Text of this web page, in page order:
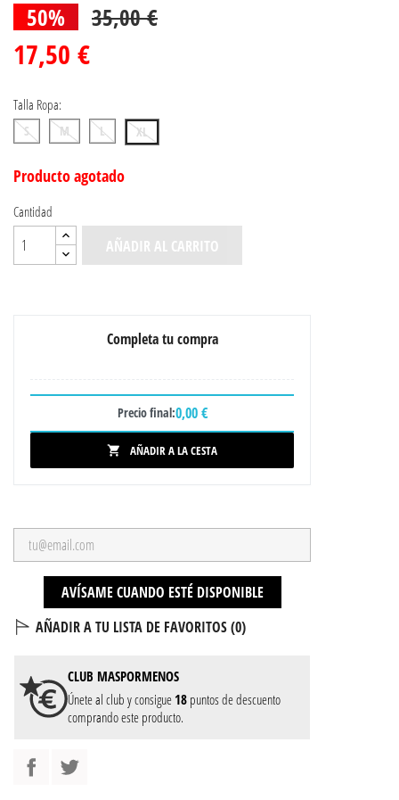
50% 35,00 €
17,50 €
Talla Ropa:
S M L XL
Producto agotado
Cantidad
AÑADIR AL CARRITO
Completa tu compra
Precio final:0,00 €
 AÑADIR A LA CESTA
AVÍSAME CUANDO ESTÉ DISPONIBLE
AÑADIR A TU LISTA DE FAVORITOS (0)
CLUB MASPORMENOS
Únete al club y consigue 18 puntos de descuento
comprando este producto.